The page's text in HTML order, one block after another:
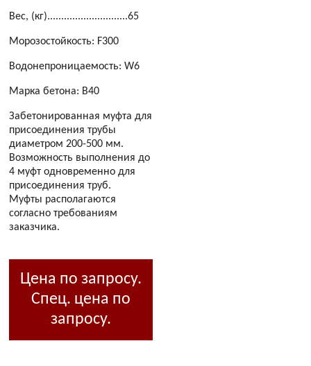
Вес, (кг).............................65
Морозостойкость: F300
Водонепроницаемость: W6
Марка бетона: B40
Забетонированная муфта для
присоединения трубы
диаметром 200-500 мм.
Возможность выполнения до
4 муфт одновременно для
присоединения труб.
Муфты располагаются
согласно требованиям
заказчика.
Цена по запросу.
Спец. цена по
запросу.